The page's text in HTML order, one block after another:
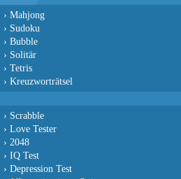
› Mahjong
› Sudoku
› Bubble
› Solitär
› Tetris
› Kreuzworträtsel
› Scrabble
› Love Tester
› 2048
› IQ Test
› Depression Test